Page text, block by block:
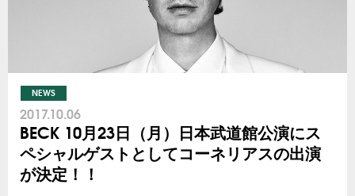
NEWS
2017.10.06
BECK 10月23日（月）日本武道館公演にス
ペシャルゲストとしてコーネリアスの出演
が決定！！